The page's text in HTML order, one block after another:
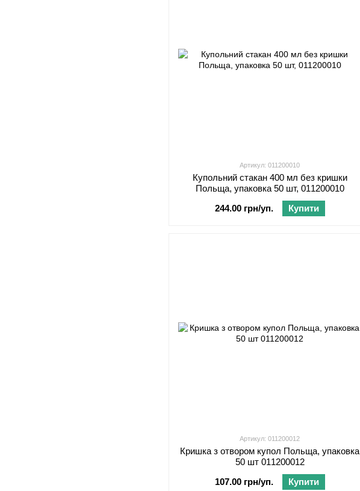
Артикул: 011200010
Купольний стакан 400 мл без кришки
Польща, упаковка 50 шт, 011200010
244.00 грн/уп.
Купити
Артикул: 011200012
Кришка з отвором купол Польща, упаковка
50 шт 011200012
107.00 грн/уп.
Купити